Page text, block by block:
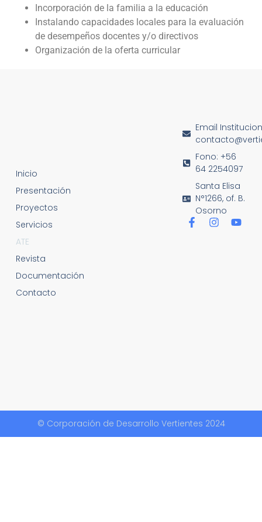
Incorporación de la familia a la educación
Instalando capacidades locales para la evaluación
de desempeños docentes y/o directivos
Organización de la oferta curricular
Email
Fono: +56
64 2254097
Santa Elisa
N°1266, of. B.
Osorno
Inicio
Presentación
Proyectos
Servicios
ATE
Revista
Documentación
Contacto
© Corporación de Desarrollo Vertientes 2024